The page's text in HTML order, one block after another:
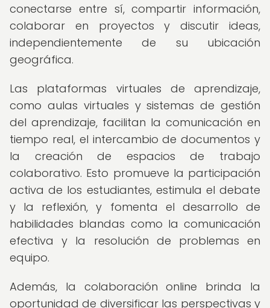
conectarse entre sí, compartir información,
colaborar en proyectos y discutir ideas,
independientemente de su ubicación
geográfica.
Las plataformas virtuales de aprendizaje,
como aulas virtuales y sistemas de gestión
del aprendizaje, facilitan la comunicación en
tiempo real, el intercambio de documentos y
la creación de espacios de trabajo
colaborativo. Esto promueve la participación
activa de los estudiantes, estimula el debate
y la reflexión, y fomenta el desarrollo de
habilidades blandas como la comunicación
efectiva y la resolución de problemas en
equipo.
Además, la colaboración online brinda la
oportunidad de diversificar las perspectivas y